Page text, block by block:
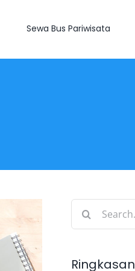
Sewa Bus Pariwisata
Search
Ringkasan